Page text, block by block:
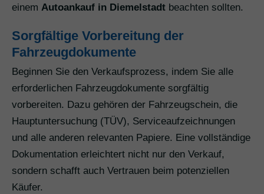
einem Autoankauf in Diemelstadt beachten sollten.
Sorgfältige Vorbereitung der
Fahrzeugdokumente
Beginnen Sie den Verkaufsprozess, indem Sie alle
erforderlichen Fahrzeugdokumente sorgfältig
vorbereiten. Dazu gehören der Fahrzeugschein, die
Hauptuntersuchung (TÜV), Serviceaufzeichnungen
und alle anderen relevanten Papiere. Eine vollständige
Dokumentation erleichtert nicht nur den Verkauf,
sondern schafft auch Vertrauen beim potenziellen
Käufer.